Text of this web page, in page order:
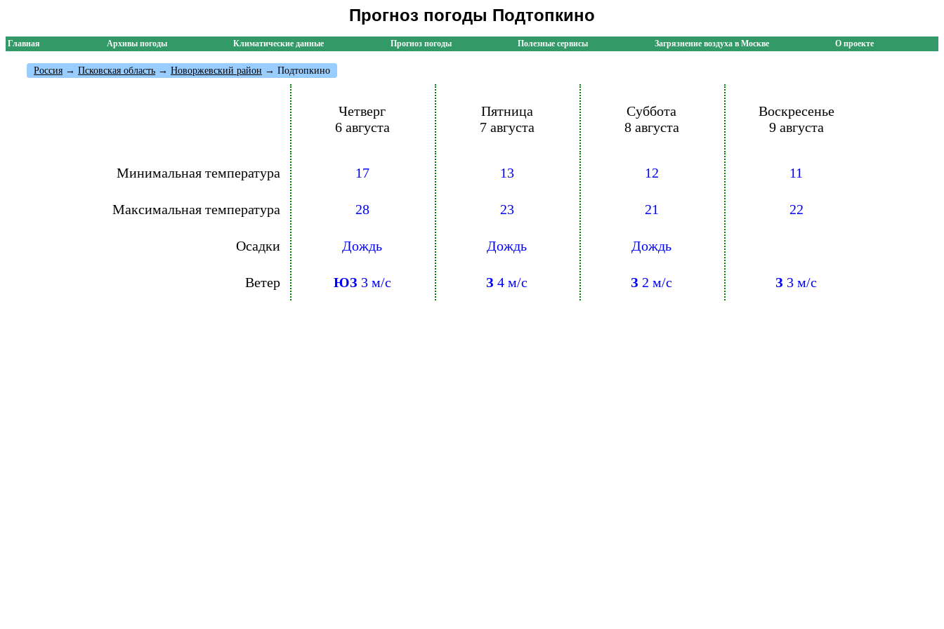
Прогноз погоды Подтопкино
Главная Архивы погоды Климатические данные Прогноз погоды Полезные сервисы Загрязнение воздуха в Москве О проекте
Россия → Псковская область → Новоржевский район → Подтопкино
Четверг
6 августа
Пятница
7 августа
Суббота
8 августа
Воскресенье
9 августа
Минимальная температура 17 13 12 11
Максимальная температура 28 23 21 22
Осадки Дождь Дождь Дождь
Ветер ЮЗ 3 м/с З 4 м/с З 2 м/с З 3 м/с